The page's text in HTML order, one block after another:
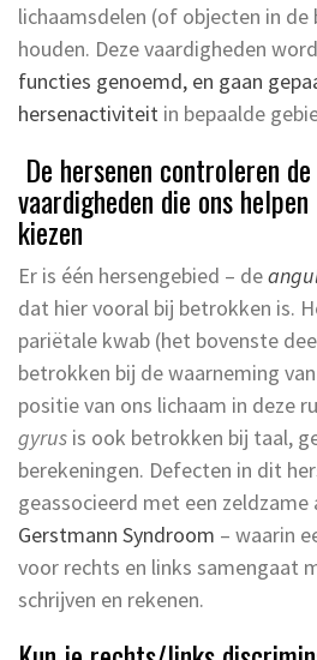
lichaamsdelen (of objecten in
houden. Deze vaardigheden
functies genoemd, en gaan
hersenactiviteit in bepaalde
De hersenen controleren
vaardigheden die ons
kiezen
Er is één hersengebied – de
dat hier vooral bij betrokken is.
pariëtale kwab (het bovenste
betrokken bij de waarneming
positie van ons lichaam in deze
gyrus is ook betrokken bij taal,
berekeningen. Defecten in dit
geassocieerd met een zeldzame
Gerstmann Syndroom – waarin
voor rechts en links samengaat
schrijven en rekenen.